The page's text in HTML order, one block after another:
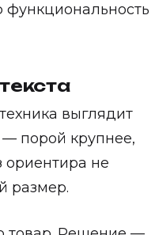
функциональность
выглядит
порой крупнее,
ориентира не
размер.